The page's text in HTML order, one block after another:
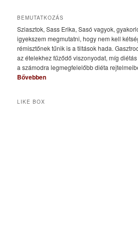
BEMUTATKOZÁS
Sziasztok, Sass Erika, Sasó vagyok,
igyekszem megmutatni, hogy nem kell
rémisztőnek tűnik is a tiltások hada.
az ételekhez fűződő viszonyodat, míg
a számodra legmegfelelőbb diéta
Bővebben
LIKE BOX